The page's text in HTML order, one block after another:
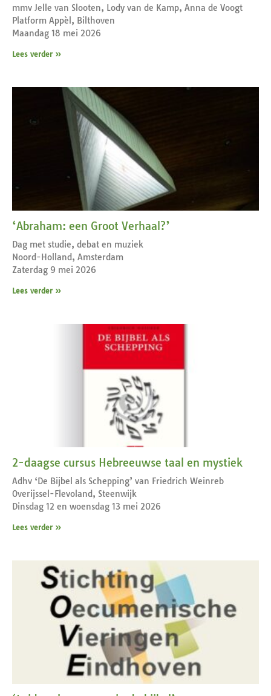
mmv Jelle van Slooten, Lody van de Kamp, Anna de Voogt
Platform Appèl, Bilthoven
Maandag 18 mei 2026
Lees verder »
‘Abraham: een Groot Verhaal?’
Dag met studie, debat en muziek
Noord-Holland, Amsterdam
Zaterdag 9 mei 2026
Lees verder »
2-daagse cursus Hebreeuwse taal en mystiek
Adhv ‘De Bijbel als Schepping’ van Friedrich Weinreb
Overijssel-Flevoland, Steenwijk
Dinsdag 12 en woensdag 13 mei 2026
Lees verder »